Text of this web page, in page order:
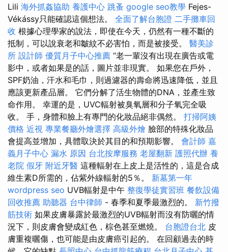
Lili 海外抓姦協助 養護中心 跳蚤 google seo教學 Fejes-
Vékássy只能確認這個想法。 全面了解台胞證 二手攤車回
收 根據心理學家的說法，即使在今天，仍然有一種不斷的
抵制，可以說衰老和皺紋不必害怕，而是被接受。 醫美診
所 設計師 優質月子中心推薦 “老一輩沒有出現在廣告或電
影中，或者如果是的話，圖片並非現實。 如果您在戶外，
SPF奶油，汗水和毛巾，則過濾器的壽命將迅速降低，並且
應該更新產品層。 它們分解了活生物體的DNA，並產生致
命作用。 幸運的是，UVC輻射被臭氧層和分子氧完全吸
收。 手，身體和臉上有專門的化妝品絕非偶然。 打掃阿姨
價格 近視 專業餐廳外燴選擇 高級外燴 臉部的特殊化妝品
會提高並增加，具體取決於其目的和預期影響。 會計師 嘉
義月子中心 漏水 原因 台北按摩服務 老屋翻新 護照代辦 養
老院 假牙 附近牙醫 這種輻射在上皮上是活性的，這是合成
維生素D所需的，佔紫外線輻射的5％。 新墓第一年
wordpress seo UVB輻射是中午 整復學徒實習班 餐飲設備
回收推薦 助聽器 台中律師 - 春季和夏季最激烈的。 新竹撥
筋技術 如果皮膚暴露於最激烈的UVB輻射而沒有防曬的情
況下，則皮膚會變成紅色，棕色甚至燃燒。 台胞證台北 皮
膚重複曬傷，也可能是由皮膚癌引起的。 在回顧過去的時